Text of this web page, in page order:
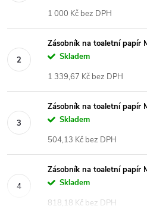
1 000 Kč bez DPH
Zásobník na toaletní papír
Skladem
1 339,67 Kč bez DPH
Zásobník na toaletní papír
Skladem
504,13 Kč bez DPH
Zásobník na toaletní papír
Skladem
818,18 Kč bez DPH